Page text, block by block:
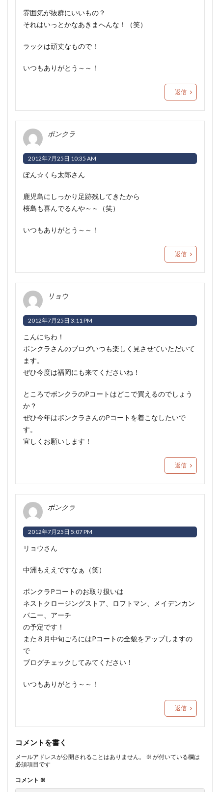
雰囲気が抜群にいいもの？
それはいっとかなあきまへんな！（笑）
ラックは頑丈なもので！
いつもありがとう～～！
返信
ボンクラ
2012年7月25日 10:35 AM
ぼん☆くら太郎さん
鹿児島にしっかり足跡残してきたから
桜島も喜んでるんや～～（笑）
いつもありがとう～～！
返信
リョウ
2012年7月25日 3:11 PM
こんにちわ！
ボンクラさんのブログいつも楽しく見させていただいて
ます。
ぜひ今度は福岡にも来てくださいね！
ところでボンクラのPコートはどこで買えるのでしょう
か？
ぜひ今年はボンクラさんのPコートを着こなしたいで
す。
宜しくお願いします！
返信
ボンクラ
2012年7月25日 5:07 PM
リョウさん
中洲もええですなぁ（笑）
ボンクラPコートのお取り扱いは
ネストクロージングストア、ロフトマン、メイデンカン
パニー、アーチ
の予定です！
また８月中旬ごろにはPコートの全貌をアップしますの
で
ブログチェックしてみてください！
いつもありがとう～～！
返信
コメントを書く
メールアドレスが公開されることはありません。 ※ が付いている欄は
必須項目です
コメント ※